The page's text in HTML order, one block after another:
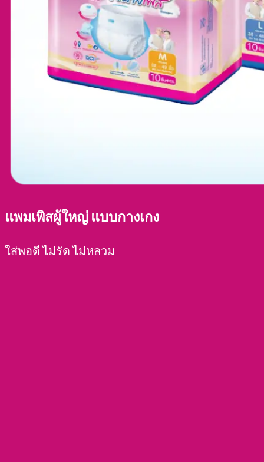
แพมเพิสผู้ใหญ่ แบบกางเกง
ใส่พอดี ไม่รัด ไม่หลวม